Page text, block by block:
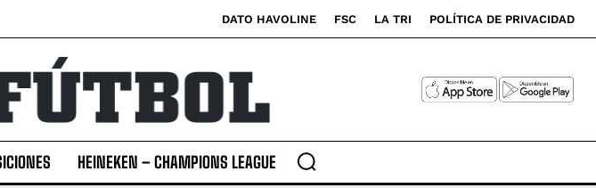
DATO HAVOLINE FSC LA TRI POLÍTICA DE PRIVACIDAD
HEINEKEN – CHAMPIONS LEAGUE